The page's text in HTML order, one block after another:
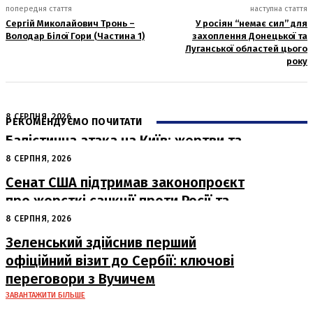
попередня стаття
Сергій Миколайович Тронь –
Володар Білої Гори (Частина 1)
наступна стаття
У росіян “немає сил” для
захоплення Донецької та
Луганської областей цього
року
РЕКОМЕНДУЄМО ПОЧИТАТИ
8 СЕРПНЯ, 2026
Балістична атака на Київ: жертви та
руйнування
8 СЕРПНЯ, 2026
Сенат США підтримав законопроєкт
про жорсткі санкції проти Росії та
Ірану
8 СЕРПНЯ, 2026
Зеленський здійснив перший
офіційний візит до Сербії: ключові
переговори з Вучичем
ЗАВАНТАЖИТИ БІЛЬШЕ